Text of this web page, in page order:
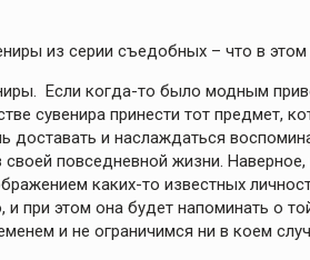
из серии съедобных – что в
Если когда-то было модным
сувенира принести тот
доставать и наслаждаться
повседневной жизни.
каких-то известных
при этом она будет напоминать о
и не ограничимся ни в коем